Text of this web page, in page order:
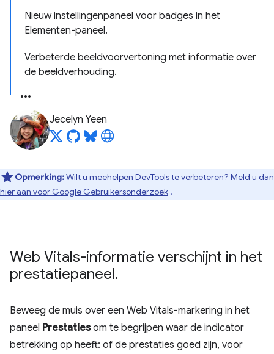
Nieuw instellingenpaneel voor badges in het
Elementen-paneel.
Verbeterde beeldvoorvertoning met informatie over
de beeldverhouding.
Jecelyn Yeen
Opmerking:Wilt u meehelpen DevTools te verbeteren? Meld u dan
hier aan voor Google Gebruikersonderzoek .
Web Vitals-informatie verschijnt in het
prestatiepaneel.
Beweeg de muis over een Web Vitals-markering in het
paneel Prestatiesom te begrijpen waar de indicator
betrekking op heeft: of de prestaties goed zijn, voor